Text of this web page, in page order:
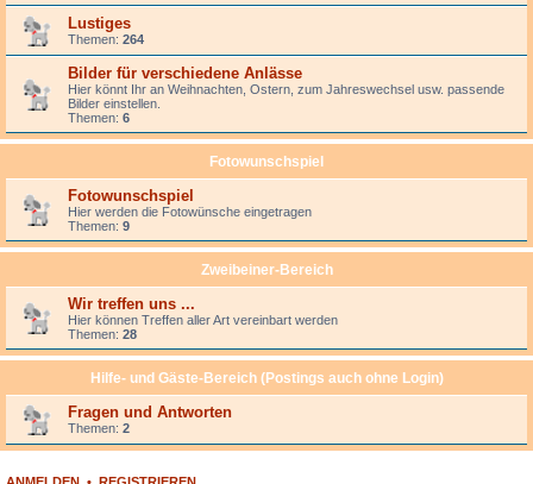
Lustiges
Themen: 264
Bilder für verschiedene Anlässe
Hier könnt Ihr an Weihnachten, Ostern, zum Jahreswechsel usw. passende
Bilder einstellen.
Themen: 6
Fotowunschspiel
Fotowunschspiel
Hier werden die Fotowünsche eingetragen
Themen: 9
Zweibeiner-Bereich
Wir treffen uns ...
Hier können Treffen aller Art vereinbart werden
Themen: 28
Hilfe- und Gäste-Bereich (Postings auch ohne Login)
Fragen und Antworten
Themen: 2